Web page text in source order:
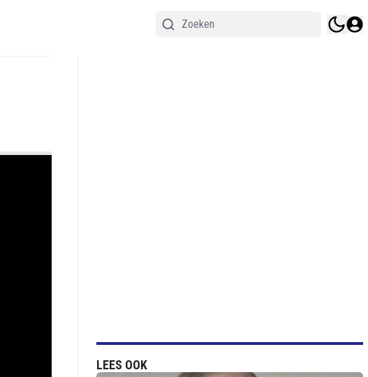
LEES OOK